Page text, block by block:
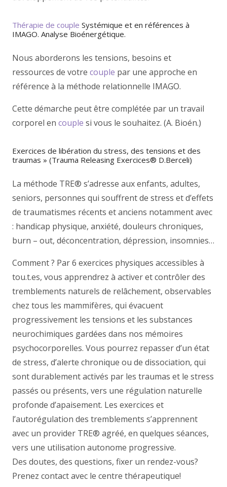
Thérapie de couple Systémique et en références à
IMAGO. Analyse Bioénergétique.
Nous aborderons les tensions, besoins et
ressources de votre couple par une approche en
référence à la méthode relationnelle IMAGO.
Cette démarche peut être complétée par un travail
corporel en couple si vous le souhaitez. (A. Bioén.)
Exercices de libération du stress, des tensions et des
traumas » (Trauma Releasing Exercices® D.Berceli)
La méthode TRE® s’adresse aux enfants, adultes,
seniors, personnes qui souffrent de stress et d’effets
de traumatismes récents et anciens notamment avec
: handicap physique, anxiété, douleurs chroniques,
burn – out, déconcentration, dépression, insomnies…
Comment ? Par 6 exercices physiques accessibles à
tou.t.es, vous apprendrez à activer et contrôler des
tremblements naturels de relâchement, observables
chez tous les mammifères, qui évacuent
progressivement les tensions et les substances
neurochimiques gardées dans nos mémoires
psychocorporelles. Vous pourrez repasser d’un état
de stress, d’alerte chronique ou de dissociation, qui
sont durablement activés par les traumas et le stress
passés ou présents, vers une régulation naturelle
profonde d’apaisement. Les exercices et
l’autorégulation des tremblements s’apprennent
avec un provider TRE® agréé, en quelques séances,
vers une utilisation autonome progressive.
Des doutes, des questions, fixer un rendez-vous?
Prenez contact avec le centre thérapeutique!